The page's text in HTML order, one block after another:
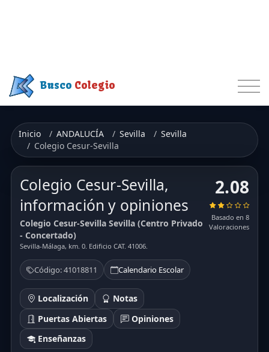
Busco Colegio
Inicio ANDALUCÍA Sevilla
Sevilla
Colegio Cesur-Sevilla
Colegio Cesur-Sevilla,
información y opiniones
Colegio Cesur-Sevilla Sevilla (Centro Privado
- Concertado)
Sevilla-Málaga, km. 0. Edificio CAT. 41006.
Código: 41018811 Calendario Escolar
Localización
Notas
Puertas Abiertas
Opiniones
Enseñanzas
2.08
Basado en 8
Valoraciones